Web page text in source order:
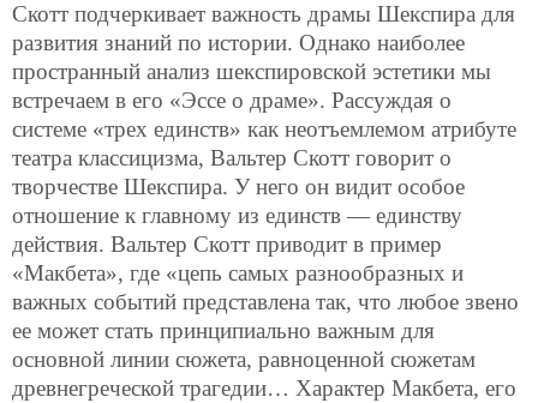
Скотт подчеркивает важность драмы Шекспира для
развития знаний по истории. Однако наиболее
пространный анализ шекспировской эстетики мы
встречаем в его «Эссе о драме». Рассуждая о
системе «трех единств» как неотъемлемом атрибуте
театра классицизма, Вальтер Скотт говорит о
творчестве Шекспира. У него он видит особое
отношение к главному из единств — единству
действия. Вальтер Скотт приводит в пример
«Макбета», где «цепь самых разнообразных и
важных событий представлена так, что любое звено
ее может стать принципиально важным для
основной линии сюжета, равноценной сюжетам
древнегреческой трагедии… Характер Макбета, его